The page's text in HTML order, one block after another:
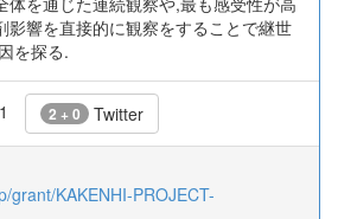
影響を直接的に観察をすることで継世
を探る.
2 + 0 Twitter
grant/KAKENHI-PROJECT-